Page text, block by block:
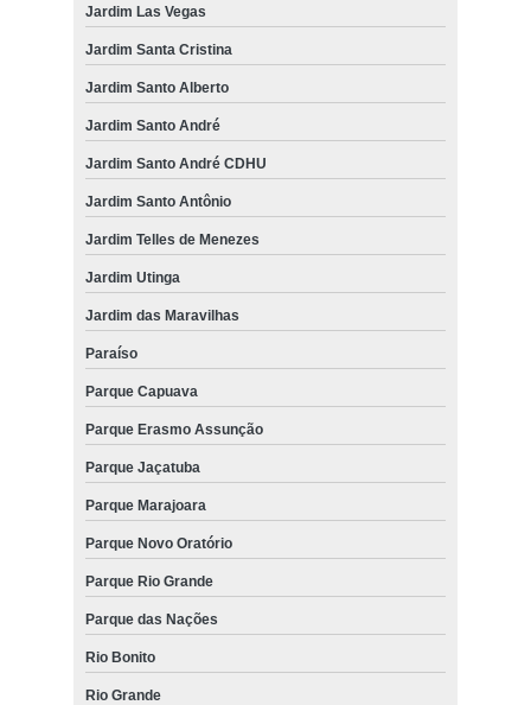
Jardim Las Vegas
Jardim Santa Cristina
Jardim Santo Alberto
Jardim Santo André
Jardim Santo André CDHU
Jardim Santo Antônio
Jardim Telles de Menezes
Jardim Utinga
Jardim das Maravilhas
Paraíso
Parque Capuava
Parque Erasmo Assunção
Parque Jaçatuba
Parque Marajoara
Parque Novo Oratório
Parque Rio Grande
Parque das Nações
Rio Bonito
Rio Grande